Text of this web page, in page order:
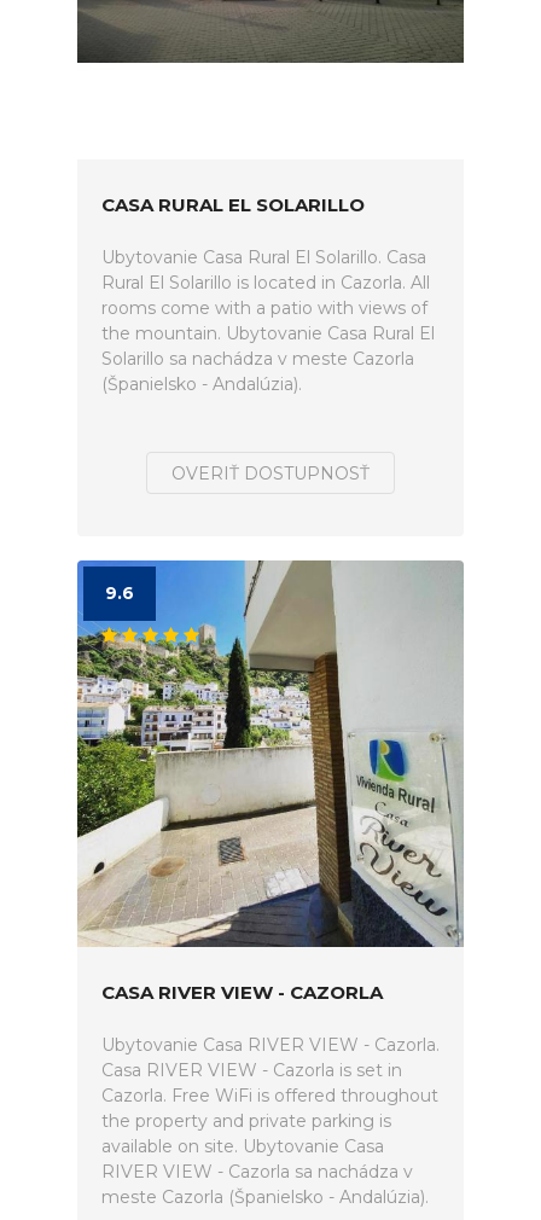
CASA RURAL EL SOLARILLO
Ubytovanie Casa Rural El Solarillo. Casa
Rural El Solarillo is located in Cazorla. All
rooms come with a patio with views of
the mountain. Ubytovanie Casa Rural El
Solarillo sa nachádza v meste Cazorla
(Španielsko - Andalúzia).
OVERIŤ DOSTUPNOSŤ
9.6
CASA RIVER VIEW - CAZORLA
Ubytovanie Casa RIVER VIEW - Cazorla.
Casa RIVER VIEW - Cazorla is set in
Cazorla. Free WiFi is offered throughout
the property and private parking is
available on site. Ubytovanie Casa
RIVER VIEW - Cazorla sa nachádza v
meste Cazorla (Španielsko - Andalúzia).